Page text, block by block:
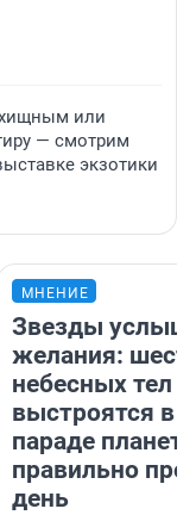
или
— смотрим
экзотики
МНЕНИЕ
Звезды
желания:
небесных тел
выстроятся в
параде планет
правильно
день